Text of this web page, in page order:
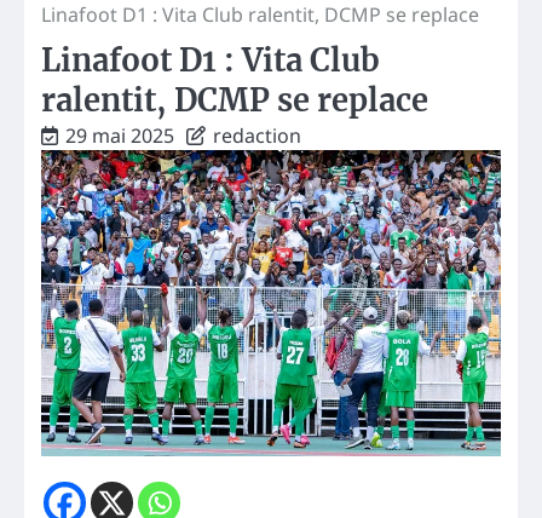
Linafoot D1 : Vita Club ralentit, DCMP se replace
Linafoot D1 : Vita Club
ralentit, DCMP se replace
29 mai 2025 redaction